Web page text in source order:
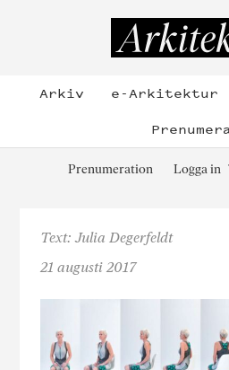
Arkiv e-Arkitektur
Prenumeration Logga in
Text: Julia Degerfeldt
21 augusti 2017